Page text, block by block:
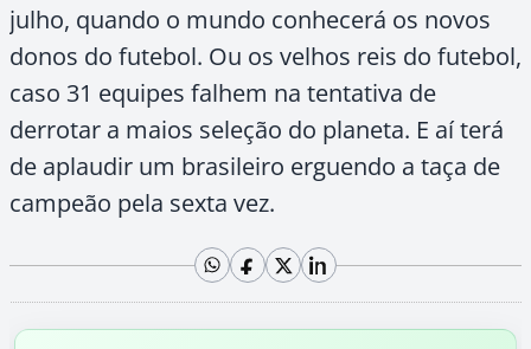
julho, quando o mundo conhecerá os novos
donos do futebol. Ou os velhos reis do futebol,
caso 31 equipes falhem na tentativa de
derrotar a maios seleção do planeta. E aí terá
de aplaudir um brasileiro erguendo a taça de
campeão pela sexta vez.